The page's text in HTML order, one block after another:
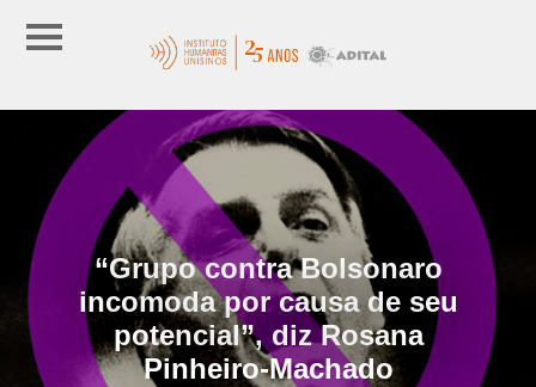
“Grupo contra Bolsonaro
incomoda por causa de seu
potencial”, diz Rosana
Pinheiro-Machado